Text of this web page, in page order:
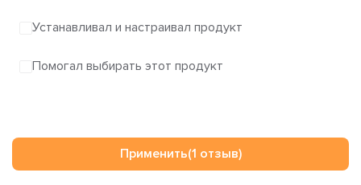
Устанавливал и настраивал продукт
Помогал выбирать этот продукт
Применить(1 отзыв)